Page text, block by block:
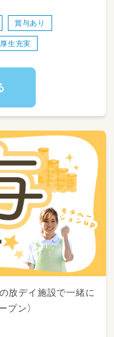
補助や各種チケット
利用できます。
実績あり！
職場です。
全般をお願いいたし
の生活援助
がある方は、経験を
す！
賞与あり
生充実
放デイ施設で一緒に
プン）